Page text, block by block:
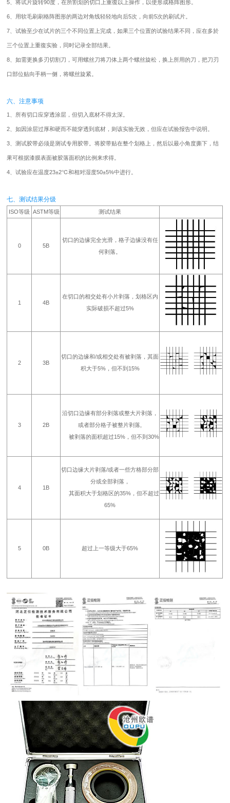
5、将试片旋转90度，在所割划的切口上重復以上操作，以使形成格阵图形。
6、用软毛刷刷格阵图形的两边对角线轻轻地向后5次，向前5次的刷试片。
7、试验至少在试片的三个不同位置上完成，如果三个位置的试验结果不同，应在多於
三个位置上重復实验，同时记录全部结果。
8、如需更换多刃切割刀，可用螺丝刀将刀体上两个螺丝旋松，换上所用的刀，把刀刃
口部位贴向手柄一侧，将螺丝旋紧。
六、注意事项
1、所有切口应穿透涂层，但切入底材不得太深。
2、如因涂层过厚和硬而不能穿透到底材，则该实验无效，但应在试验报告中说明。
3、测试胶带必须是测试专用胶带。将胶带贴在整个划格上，然后以最小角度撕下，结
果可根据漆膜表面被胶落面积的比例来求得。
4、试验应在温度23±2℃和相对湿度50±5%中进行。
七、测试结果分级
ISO等级 ASTM等级 测试结果
0 5B
切口的边缘完全光滑，格子边缘没有任
何剥落。
1 4B
在切口的相交处有小片剥落，划格区内
实际破损不超过5%
2 3B
切口的边缘和/或相交处有被剥落，其面
积大于5%，但不到15%
3 2B
沿切口边缘有部分剥落或整大片剥落，
或者部分格子被整片剥落,
被剥落的面积超过15%，但不到30%
4 1B
切口边缘大片剥落/或者一些方格部分部
分或全部剥落，
其面积大于划格区的35%，但不超过
65%
5 0B 超过上一等级大于65%